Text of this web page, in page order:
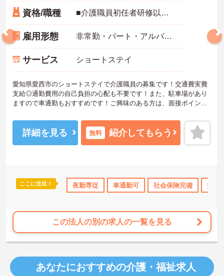
高収入 社会保険完備 交通費支給 退職金制度あり
資格/職種 ■介護職員初任者研修以上必須
雇用形態 非常勤・パート・アルバイト
サービス ショートステイ
愛知県愛西市のショートステイで介護職員の募集です！交通費実費
支給◎通勤費用の自己負担の心配も不要です！また、駐車場があり
ますので車通勤もおすすめです！ご興味のある方は、面接ポイント
詳細を見る 無料 紹介してもらう
ここに注目！ 夜勤専従 車通勤可 社会保険完備 交通
この法人の別の求人の一覧を見る
あなたにおすすめの介護・福祉求人